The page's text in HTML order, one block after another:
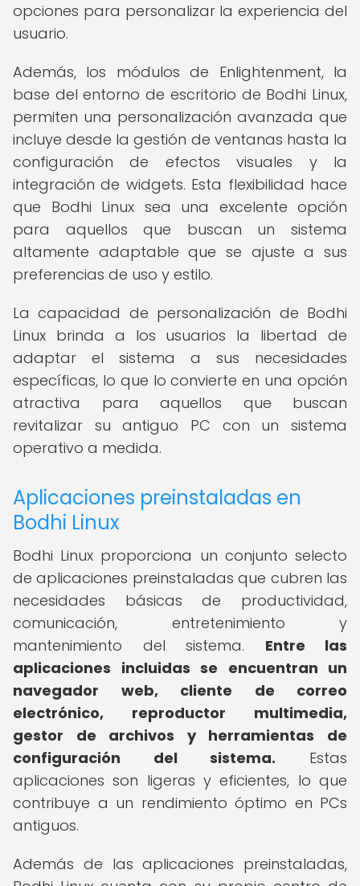
opciones para personalizar la experiencia del
usuario.
Además, los módulos de Enlightenment, la
base del entorno de escritorio de Bodhi Linux,
permiten una personalización avanzada que
incluye desde la gestión de ventanas hasta la
configuración de efectos visuales y la
integración de widgets. Esta flexibilidad hace
que Bodhi Linux sea una excelente opción
para aquellos que buscan un sistema
altamente adaptable que se ajuste a sus
preferencias de uso y estilo.
La capacidad de personalización de Bodhi
Linux brinda a los usuarios la libertad de
adaptar el sistema a sus necesidades
específicas, lo que lo convierte en una opción
atractiva para aquellos que buscan
revitalizar su antiguo PC con un sistema
operativo a medida.
Aplicaciones preinstaladas en
Bodhi Linux
Bodhi Linux proporciona un conjunto selecto
de aplicaciones preinstaladas que cubren las
necesidades básicas de productividad,
comunicación, entretenimiento y
mantenimiento del sistema. Entre las
aplicaciones incluidas se encuentran un
navegador web, cliente de correo
electrónico, reproductor multimedia,
gestor de archivos y herramientas de
configuración del sistema. Estas
aplicaciones son ligeras y eficientes, lo que
contribuye a un rendimiento óptimo en PCs
antiguos.
Además de las aplicaciones preinstaladas,